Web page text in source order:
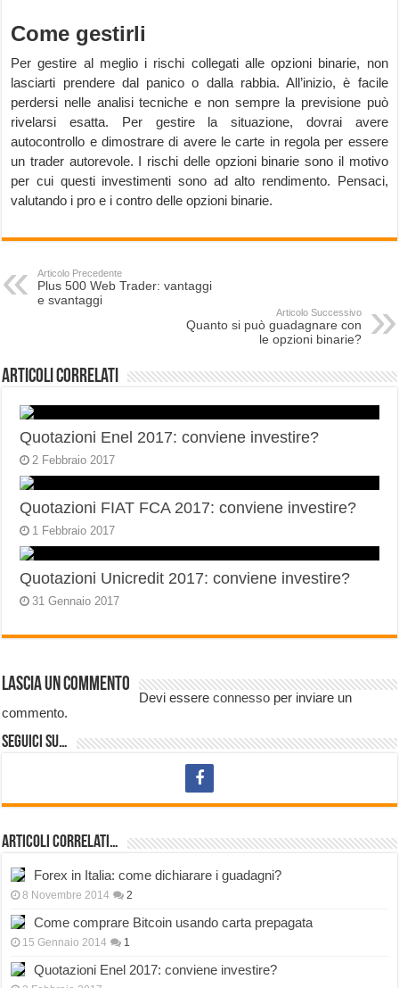
Come gestirli
Per gestire al meglio i rischi collegati alle opzioni binarie, non
lasciarti prendere dal panico o dalla rabbia. All’inizio, è facile
perdersi nelle analisi tecniche e non sempre la previsione può
rivelarsi esatta. Per gestire la situazione, dovrai avere
autocontrollo e dimostrare di avere le carte in regola per essere
un trader autorevole. I rischi delle opzioni binarie sono il motivo
per cui questi investimenti sono ad alto rendimento. Pensaci,
valutando i pro e i contro delle opzioni binarie.
Articolo Precedente
Plus 500 Web Trader: vantaggi
e svantaggi
Articolo Successivo
Quanto si può guadagnare con
le opzioni binarie?
Articoli correlati
Quotazioni Enel 2017: conviene investire?
2 Febbraio 2017
Quotazioni FIAT FCA 2017: conviene investire?
1 Febbraio 2017
Quotazioni Unicredit 2017: conviene investire?
31 Gennaio 2017
Lascia un commento
Devi essereconnesso per inviare un
commento.
Seguici su…
Articoli correlati…
Forex in Italia: come dichiarare i guadagni?
8 Novembre 2014 2
Come comprare Bitcoin usando carta prepagata
15 Gennaio 2014 1
Quotazioni Enel 2017: conviene investire?